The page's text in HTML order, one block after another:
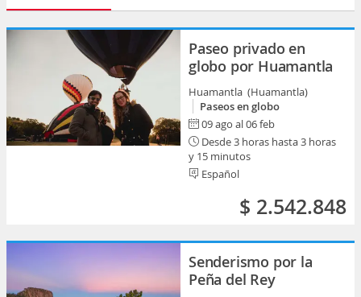
Paseo privado en
globo por Huamantla
Huamantla (Huamantla)
Paseos en globo
09 ago al 06 feb
Desde 3 horas hasta 3 horas
y 15 minutos
Español
$ 2.542.848
Senderismo por la
Peña del Rey